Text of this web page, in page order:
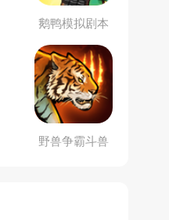
鹅鸭模拟剧本
杀
野兽争霸斗兽